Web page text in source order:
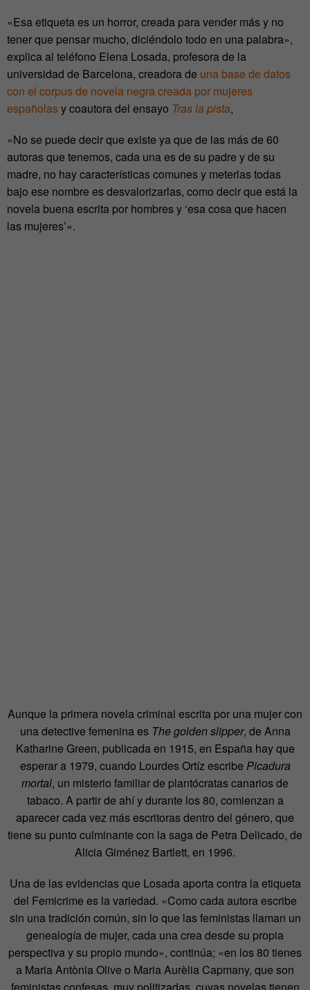
«Esa etiqueta es un horror, creada para vender más y no
tener que pensar mucho, diciéndolo todo en una palabra»,
explica al teléfono Elena Losada, profesora de la
universidad de Barcelona, creadora de una base de datos
con el corpus de novela negra creada por mujeres
españolasy coautora del ensayo Tras la pista,
«No se puede decir que existe ya que de las más de 60
autoras que tenemos, cada una es de su padre y de su
madre, no hay características comunes y meterlas todas
bajo ese nombre es desvalorizarlas, como decir que está la
novela buena escrita por hombres y ‘esa cosa que hacen
las mujeres’».
Aunque la primera novela criminal escrita por una mujer con
una detective femenina es The golden slipper, de Anna
Katharine Green, publicada en 1915, en España hay que
esperar a 1979, cuando Lourdes Ortíz escribe Picadura
mortal, un misterio familiar de plantócratas canarios de
tabaco. A partir de ahí y durante los 80, comienzan a
aparecer cada vez más escritoras dentro del género, que
tiene su punto culminante con la saga de Petra Delicado, de
Alicia Giménez Bartlett, en 1996.
Una de las evidencias que Losada aporta contra la etiqueta
del Femicrime es la variedad. «Como cada autora escribe
sin una tradición común, sin lo que las feministas llaman un
genealogía de mujer, cada una crea desde su propia
perspectiva y su propio mundo», continúa; «en los 80 tienes
a Maria Antònia Olive o Maria Aurèlia Capmany, que son